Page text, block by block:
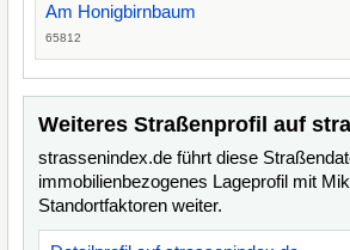
Am Honigbirnbaum
65812
Weiteres Straßenprofil auf
strassenindex.de führt diese
immobilienbezogenes Lageprofil mit
Standortfaktoren weiter.